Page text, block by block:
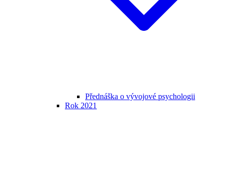
Přednáška o vývojové psychologii
Rok 2021